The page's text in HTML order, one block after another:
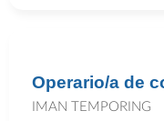
Operario/a de
IMAN TEMPORING